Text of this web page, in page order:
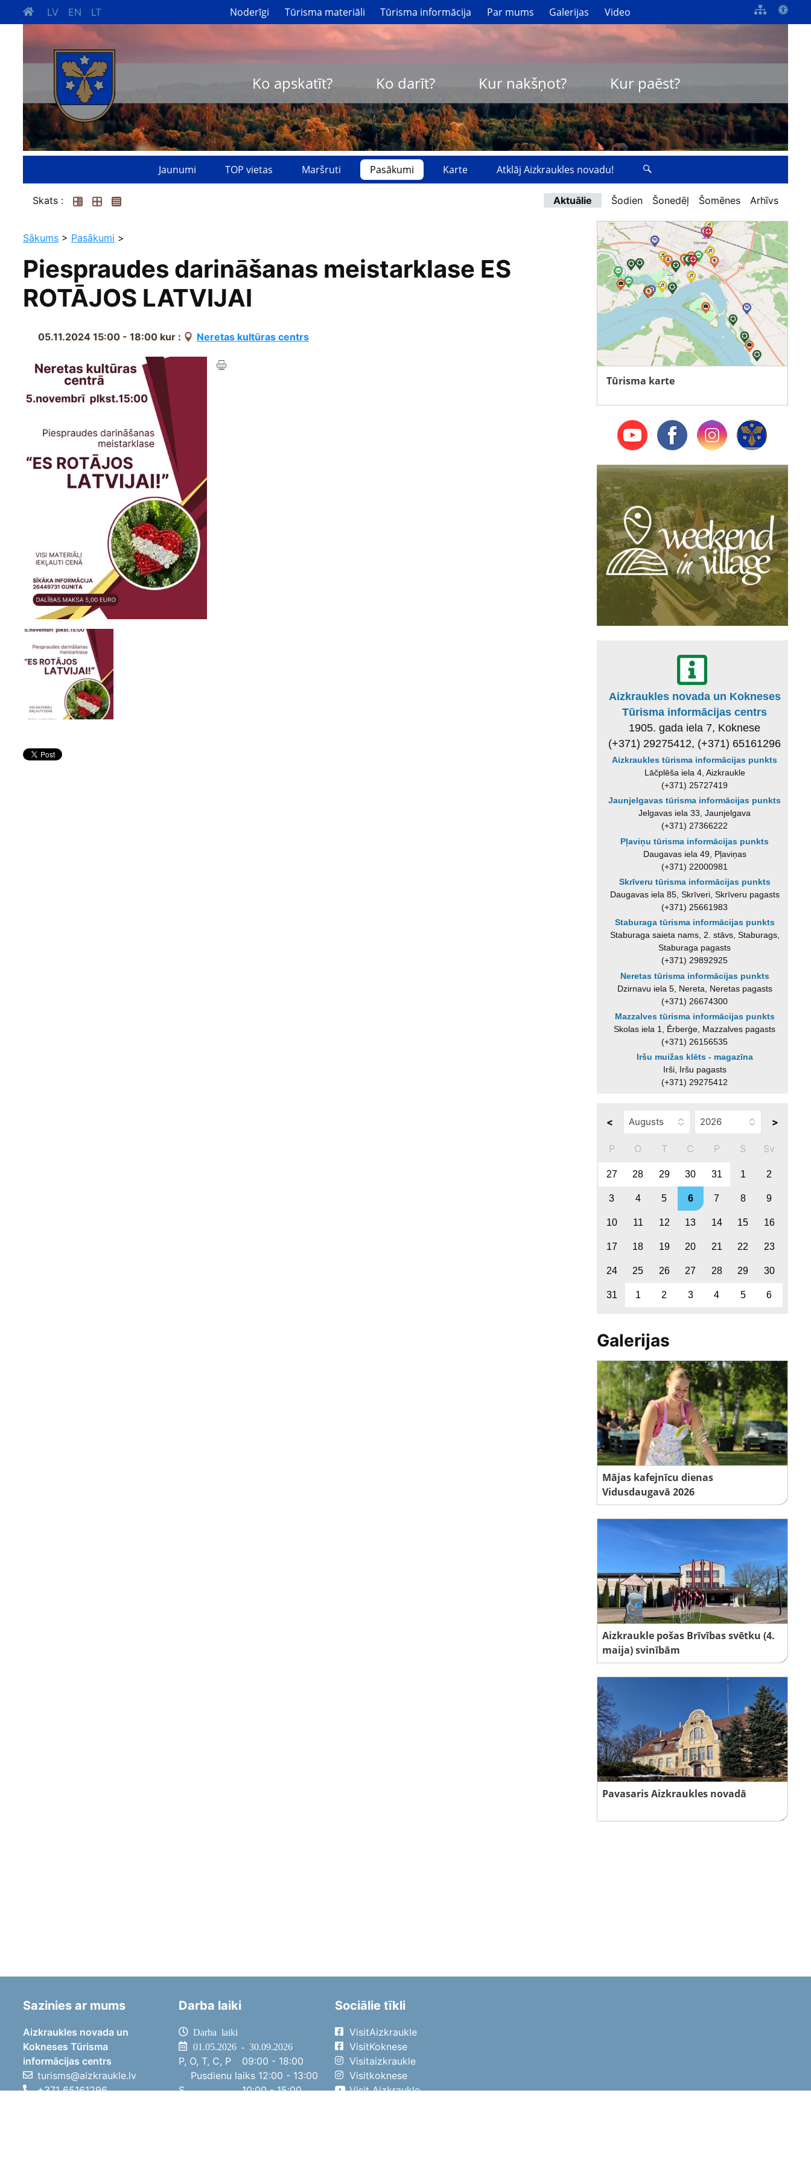
LV EN LT Noderīgi Tūrisma materiāli Tūrisma informācija Par mums Galerijas Video
Ko apskatīt? Ko darīt? Kur nakšņot? Kur paēst?
Jaunumi TOP vietas Maršruti Pasākumi Karte Atklāj Aizkraukles novadu!
Skats : Aktuālie Šodien Šonedēļ Šomēnes Arhīvs
Sākums > Pasākumi >
Piespraudes darināšanas meistarklase ES
ROTĀJOS LATVIJAI
05.11.2024 15:00 - 18:00 kur : Neretas kultūras centrs
Tūrisma karte
Aizkraukles novada un Kokneses
Tūrisma informācijas centrs
1905. gada iela 7, Koknese
(+371) 29275412, (+371) 65161296
Aizkraukles tūrisma informācijas punkts
Lāčplēša iela 4, Aizkraukle
(+371) 25727419
Jaunjelgavas tūrisma informācijas punkts
Jelgavas iela 33, Jaunjelgava
(+371) 27366222
Pļaviņu tūrisma informācijas punkts
Daugavas iela 49, Pļaviņas
(+371) 22000981
Skrīveru tūrisma informācijas punkts
Daugavas iela 85, Skrīveri, Skrīveru pagasts
(+371) 25661983
Staburaga tūrisma informācijas punkts
Staburaga saieta nams, 2. stāvs, Staburags,
Staburaga pagasts
(+371) 29892925
Neretas tūrisma informācijas punkts
Dzirnavu iela 5, Nereta, Neretas pagasts
(+371) 26674300
Mazzalves tūrisma informācijas punkts
Skolas iela 1, Ērberģe, Mazzalves pagasts
(+371) 26156535
Iršu muižas klēts - magazīna
Irši, Iršu pagasts
(+371) 29275412
< >
P O T C P S Sv
27 28 29 30 31 1 2
3 4 5 6 7 8 9
10 11 12 13 14 15 16
17 18 19 20 21 22 23
24 25 26 27 28 29 30
31 1 2 3 4 5 6
Galerijas
Mājas kafejnīcu dienas
Vidusdaugavā 2026
Aizkraukle pošas Brīvības svētku (4.
maija) svinībām
Pavasaris Aizkraukles novadā
Sazinies ar mums
Aizkraukles novada un
Kokneses Tūrisma
informācijas centrs
turisms@aizkraukle.lv
+371 65161296
Darba laiki
Darba laiki
01.05.2026 - 30.09.2026
P, O, T, C, P
09:00 - 18:00
Pusdienu laiks 12:00 - 13:00
S
10:00 - 15:00
Sociālie tīkli
VisitAizkraukle
VisitKoknese
Visitaizkraukle
Visitkoknese
Visit Aizkraukle